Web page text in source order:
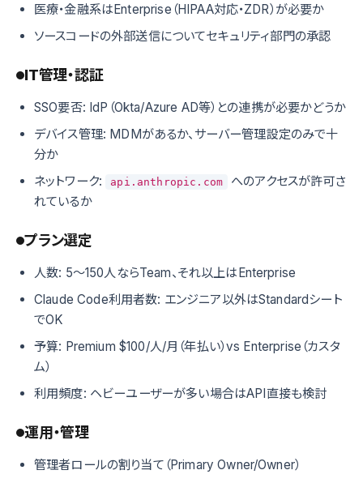
医療・金融系はEnterprise（HIPAA対応・ZDR）が必要か
ソースコードの外部送信についてセキュリティ部門の承認
IT管理・認証
SSO要否: IdP（Okta/Azure AD等）との連携が必要かどうか
デバイス管理: MDMがあるか、サーバー管理設定のみで十
分か
ネットワーク:
api.anthropic.com
へのアクセスが許可さ
れているか
プラン選定
人数: 5〜150人ならTeam、それ以上はEnterprise
Claude Code利用者数: エンジニア以外はStandardシート
でOK
予算: Premium $100/人/月（年払い）vs Enterprise（カスタ
ム）
利用頻度: ヘビーユーザーが多い場合はAPI直接も検討
運用・管理
管理者ロールの割り当て（Primary Owner/Owner）